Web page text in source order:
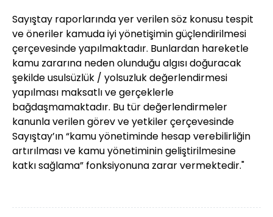
Sayıştay raporlarında yer verilen söz konusu tespit
ve öneriler kamuda iyi yönetişimin güçlendirilmesi
çerçevesinde yapılmaktadır. Bunlardan hareketle
kamu zararına neden olunduğu algısı doğuracak
şekilde usulsüzlük / yolsuzluk değerlendirmesi
yapılması maksatlı ve gerçeklerle
bağdaşmamaktadır. Bu tür değerlendirmeler
kanunla verilen görev ve yetkiler çerçevesinde
Sayıştay’ın “kamu yönetiminde hesap verebilirliğin
artırılması ve kamu yönetiminin geliştirilmesine
katkı sağlama” fonksiyonuna zarar vermektedir."